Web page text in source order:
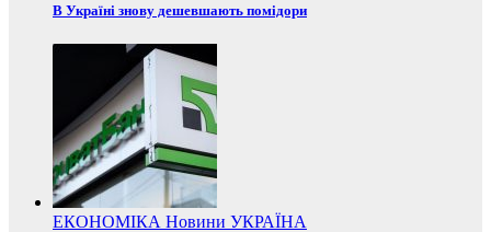
В Україні знову дешевшають помідори
ЕКОНОМІКА Новини УКРАЇНА